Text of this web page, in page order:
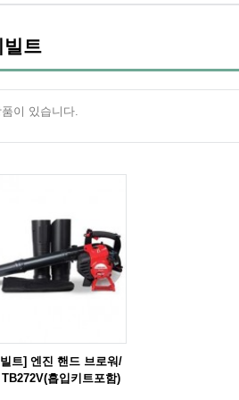
빌트
품이 있습니다.
트] 엔진 핸드 브로워/
흡입키트포함)